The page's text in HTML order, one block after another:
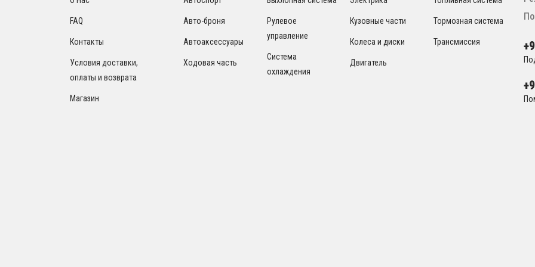
FAQ
Контакты
Условия доставки,
оплаты и возврата
Магазин
Авто-броня
Автоаксессуары
Ходовая часть
Рулевое
управление
Система
охлаждения
Кузовные части
Колеса и диски
Двигатель
Тормозная система
Трансмиссия